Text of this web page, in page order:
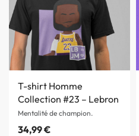
T-shirt Homme
Collection #23 – Lebron
Mentalité de champion.
34,99€